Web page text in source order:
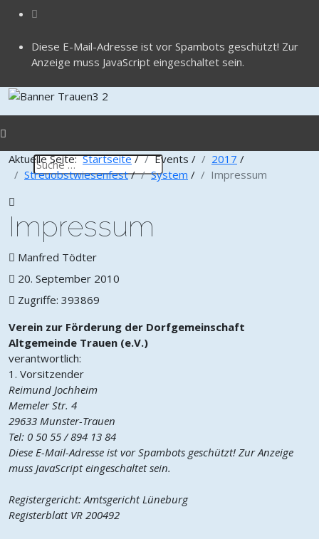
Diese E-Mail-Adresse ist vor Spambots geschützt! Zur
Anzeige muss JavaScript eingeschaltet sein.
Aktuelle Seite:Startseite/ Events / 2017 /
Streuobstwiesenfest/ System / Impressum
Impressum
Manfred Tödter
20. September 2010
Zugriffe: 393869
Verein zur Förderung der Dorfgemeinschaft
Altgemeinde Trauen (e.V.)
verantwortlich:
1. Vorsitzender
Reimund Jochheim
Memeler Str. 4
29633 Munster-Trauen
Tel: 0 50 55 / 894 13 84
Diese E-Mail-Adresse ist vor Spambots geschützt! Zur Anzeige
muss JavaScript eingeschaltet sein.
Registergericht: Amtsgericht Lüneburg
Registerblatt VR 200492